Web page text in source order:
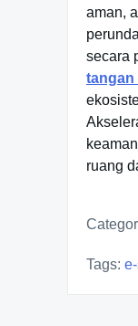
aman,
secara
tangan
ruang
Tags: